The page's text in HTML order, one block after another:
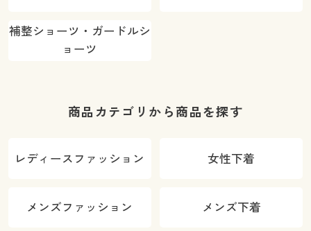
補整ショーツ・ガードルシ
ョーツ
商品カテゴリから商品を探す
レディースファッション 女性下着
メンズファッション メンズ下着